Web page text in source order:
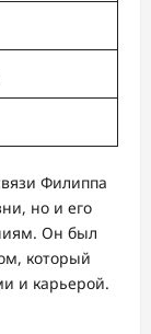
Филиппа
но и его
Он был
который
и карьерой.